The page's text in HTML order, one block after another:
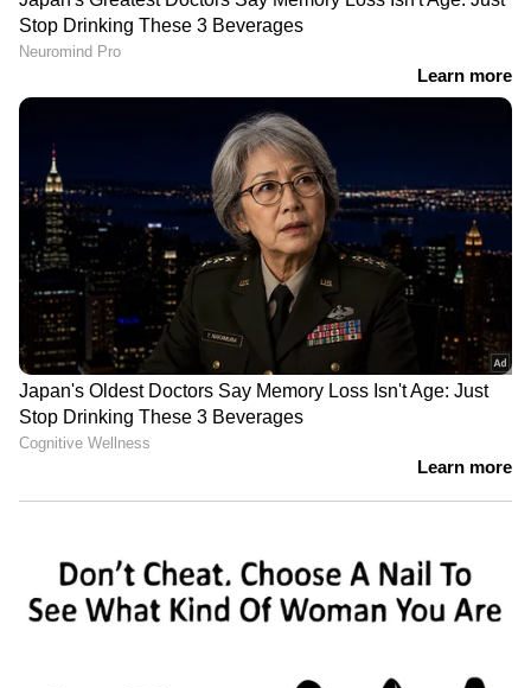
എംപി
ലക്ഷങ്ങൾ തട്ടിയെടുത്ത
പൊലീസുകാരനെതിരെ കേസ്
മണികൂർ വെെകുമെന്ന്
അറിയിച്ചില്ല; കണ്ണൂർ
വിമാനത്താവളത്തിൽ പ്രതിഷേധം